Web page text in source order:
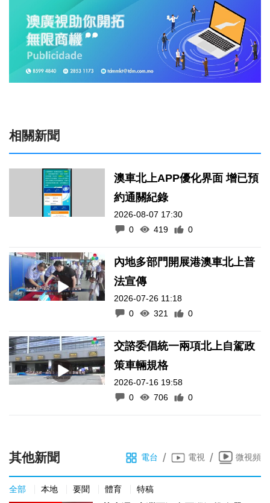
相關新聞
澳車北上APP優化界面 增已預
約通關紀錄
2026-08-07 17:30
0
419 0
內地多部門開展港澳車北上普
法宣傳
2026-07-26 11:18
0
321 0
交諮委倡統一兩項北上自駕政
策車輛規格
2026-07-16 19:58
0
706 0
其他新聞 電台 / 電視 / 微視頻
全部 本地 要聞 體育 特稿